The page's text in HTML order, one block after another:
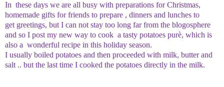
In these days we are all busy with preparations for Christmas,
homemade gifts for friends to prepare , dinners and lunches to
get greetings, but I can not stay too long far from the blogosphere
and so I post my new way to cook a tasty potatoes purè, which is
also a wonderful recipe in this holiday season.
I usually boiled potatoes and then proceeded with milk, butterand
salt .. but the last time I cooked the potatoes directly in the milk.